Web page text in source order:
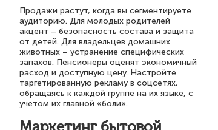
Продажи растут, когда вы сегментируете
аудиторию. Для молодых родителей
акцент – безопасность состава и защита
от детей. Для владельцев домашних
животных – устранение специфических
запахов. Пенсионеры оценят экономичный
расход и доступную цену. Настройте
таргетированную рекламу в соцсетях,
обращаясь к каждой группе на их языке, с
учетом их главной «боли».